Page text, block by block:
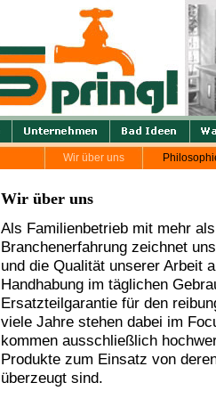
Wir über uns
Wir über uns
Als Familienbetrieb mit mehr
Branchenerfahrung zeichnet
und die Qualität unserer Arbeit
Handhabung im täglichen
Ersatzteilgarantie für den
viele Jahre stehen dabei im
kommen ausschließlich
Produkte zum Einsatz von
überzeugt sind.